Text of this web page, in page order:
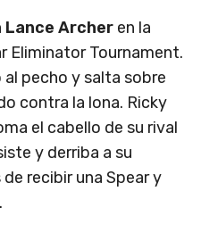
Lance Archer en la
Eliminator Tournament.
pecho y salta sobre
contra la lona. Ricky
el cabello de su rival
y derriba a su
recibir una Spear y